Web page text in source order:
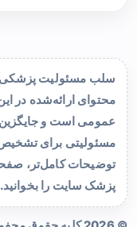
سلب مسئولیت پزشکی
محتوای ارائه‌شده در
عمومی است و
مسئولیتی برای تشخیص
توضیحات کامل‌تر،
پزشک سایت را بخوانید.